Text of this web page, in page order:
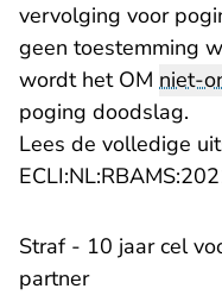
vervolging voor
geen toestemming
wordt het OM niet-
poging doodslag.
Lees de volledige
Straf - 10 jaar cel
partner